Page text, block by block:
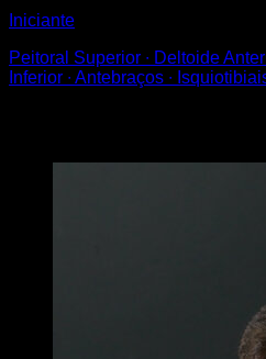
Iniciante
Peitoral Superior ∙ Deltoide
Inferior ∙ Antebraços ∙